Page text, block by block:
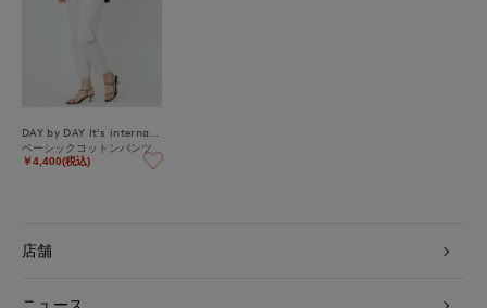
ベーシックコットンパンツ
￥4,400(税込)
店舗